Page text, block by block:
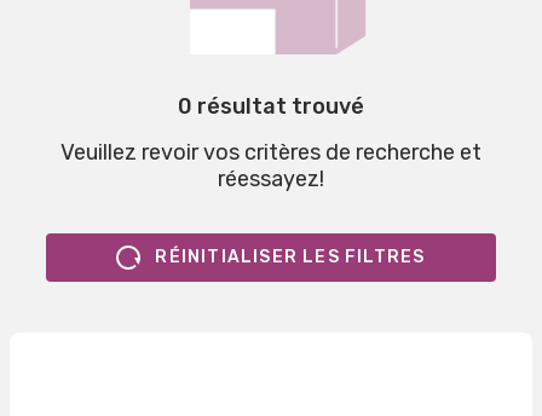
0 résultat trouvé
Veuillez revoir vos critères de recherche et
réessayez!
RÉINITIALISER LES FILTRES